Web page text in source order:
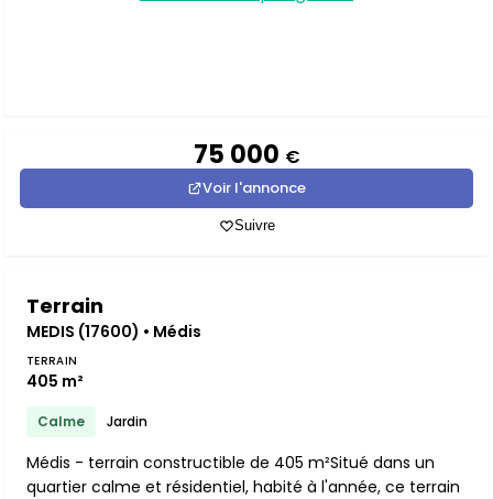
75 000 €
Voir l'annonce
Suivre
Terrain
MEDIS (17600) • Médis
TERRAIN
405 m²
Calme Jardin
Médis - terrain constructible de 405 m²Situé dans un
quartier calme et résidentiel, habité à l'année, ce terrain